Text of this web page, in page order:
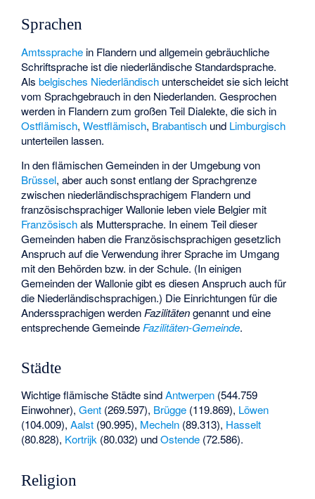
Sprachen
Amtssprache in Flandern und allgemein gebräuchliche
Schriftsprache ist die niederländische Standardsprache.
Alsbelgisches Niederländisch unterscheidet sie sich leicht
vom Sprachgebrauch in den Niederlanden. Gesprochen
werden in Flandern zum großen Teil Dialekte, die sich in
Ostflämisch,Westflämisch, Brabantisch und Limburgisch
unterteilen lassen.
In den flämischen Gemeinden in der Umgebung von
Brüssel, aber auch sonst entlang der Sprachgrenze
zwischen niederländischsprachigem Flandern und
französischsprachiger Wallonie leben viele Belgier mit
Französischals Muttersprache. In einem Teil dieser
Gemeinden haben die Französischsprachigen gesetzlich
Anspruch auf die Verwendung ihrer Sprache im Umgang
mit den Behörden bzw. in der Schule. (In einigen
Gemeinden der Wallonie gibt es diesen Anspruch auch für
die Niederländischsprachigen.) Die Einrichtungen für die
Anderssprachigen werden Fazilitätengenannt und eine
entsprechende Gemeinde Fazilitäten-Gemeinde.
Städte
Wichtige flämische Städte sindAntwerpen (544.759
Einwohner),Gent (269.597), Brügge (119.869), Löwen
(104.009),Aalst (90.995), Mecheln (89.313), Hasselt
(80.828), Kortrijk (80.032) undOstende (72.586).
Religion